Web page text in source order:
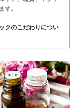
す。
クのこだわりについ